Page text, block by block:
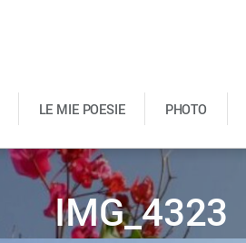
LE MIE POESIE PHOTO
IMG_4323